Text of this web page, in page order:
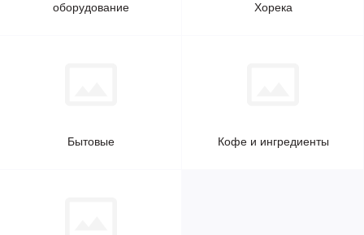
оборудование
Хорека
Бытовые Кофе и ингредиенты